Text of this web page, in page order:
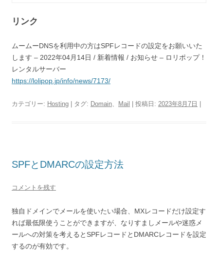
リンク
ムームーDNSを利用中の方はSPFレコードの設定をお願いいた
します – 2022年04月14日 / 新着情報 / お知らせ – ロリポップ！
レンタルサーバー
https://lolipop.jp/info/news/7173/
カテゴリー: Hosting | タグ: Domain、 Mail | 投稿日: 2023年8月7日
SPFとDMARCの設定方法
コメントを残す
独自ドメインでメールを使いたい場合、MXレコードだけ設定す
れば最低限使うことができますが、なりすましメールや迷惑メ
ールへの対策を考えるとSPFレコードとDMARCレコードを設定
するのが有効です。